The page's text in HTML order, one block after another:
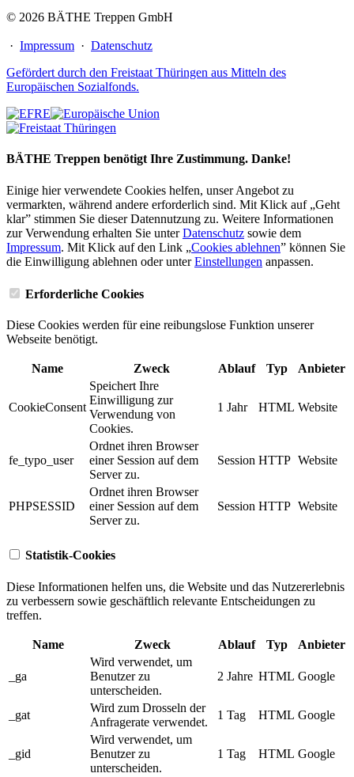
© 2026 BÄTHE Treppen GmbH
· Impressum · Datenschutz
Gefördert durch den Freistaat Thüringen aus Mitteln des
Europäischen Sozialfonds.
BÄTHE Treppen benötigt Ihre Zustimmung. Danke!
Einige hier verwendete Cookies helfen, unser Angebot zu
vermarkten, während andere erforderlich sind. Mit Klick auf „Geht
klar” stimmen Sie dieser Datennutzung zu. Weitere Informationen
zur Verwendung erhalten Sie unterDatenschutz sowie dem
Impressum. Mit Klick auf den Link „Cookies ablehnen” können Sie
die Einwilligung ablehnen oder unterEinstellungen anpassen.
Erforderliche Cookies
Diese Cookies werden für eine reibungslose Funktion unserer
Webseite benötigt.
Name Zweck Ablauf Typ Anbieter
CookieConsent
Speichert Ihre
Einwilligung zur
Verwendung von
Cookies.
1 Jahr HTML Website
fe_typo_user
Ordnet ihren Browser
einer Session auf dem
Server zu.
Session HTTP Website
PHPSESSID
Ordnet ihren Browser
einer Session auf dem
Server zu.
Session HTTP Website
Statistik-Cookies
Diese Informationen helfen uns, die Website und das Nutzererlebnis
zu verbessern sowie geschäftlich relevante Entscheidungen zu
treffen.
Name Zweck Ablauf Typ Anbieter
_ga
Wird verwendet, um
Benutzer zu
unterscheiden.
2 Jahre HTML Google
_gat
Wird zum Drosseln der
Anfragerate verwendet.
1 Tag HTML Google
_gid
Wird verwendet, um
Benutzer zu
unterscheiden.
1 Tag HTML Google